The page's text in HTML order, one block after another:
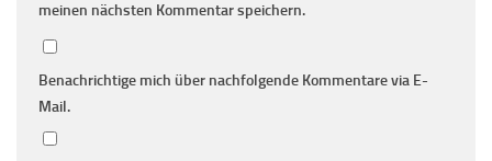
meinen nächsten Kommentar speichern.
Benachrichtige mich über nachfolgende Kommentare via E-
Mail.